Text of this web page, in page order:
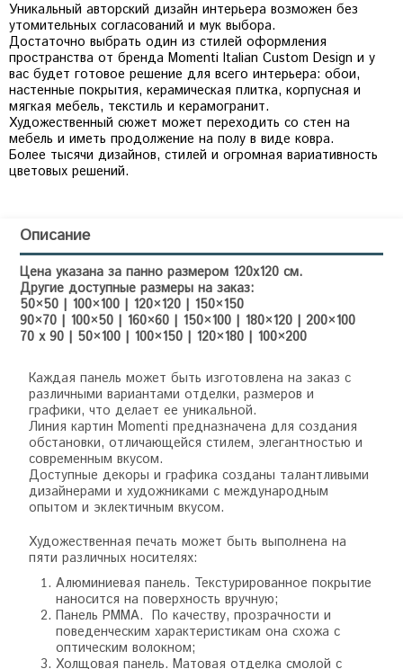
Уникальный авторский дизайн интерьера возможен без
утомительных согласований и мук выбора.
Достаточно выбрать один из стилей оформления
пространства от бренда Momenti Italian Custom Design и у
вас будет готовое решение для всего интерьера: обои,
настенные покрытия, керамическая плитка, корпусная и
мягкая мебель, текстиль и керамогранит.
Художественный сюжет может переходить со стен на
мебель и иметь продолжение на полу в виде ковра.
Более тысячи дизайнов, стилей и огромная вариативность
цветовых решений.
Описание
Цена указана за панно размером 120х120 см.
Другие доступные размеры на заказ:
50×50 | 100×100 | 120×120 | 150×150
90×70 | 100×50 | 160×60 | 150×100 | 180×120 | 200×100
70 x 90 | 50×100 | 100×150 | 120×180 | 100×200
Каждая панель может быть изготовлена на заказ с
различными вариантами отделки, размеров и
графики, что делает ее уникальной.
Линия картин Momenti предназначена для создания
обстановки, отличающейся стилем, элегантностью и
современным вкусом.
Доступные декоры и графика созданы талантливыми
дизайнерами и художниками с международным
опытом и эклектичным вкусом.
Художественная печать может быть выполнена на
пяти различных носителях:
Алюминиевая панель. Текстурированное покрытие
наносится на поверхность вручную;
Панель PMMA. По качеству, прозрачности и
поведенческим характеристикам она схожа с
оптическим волокном;
Холщовая панель. Матовая отделка смолой с